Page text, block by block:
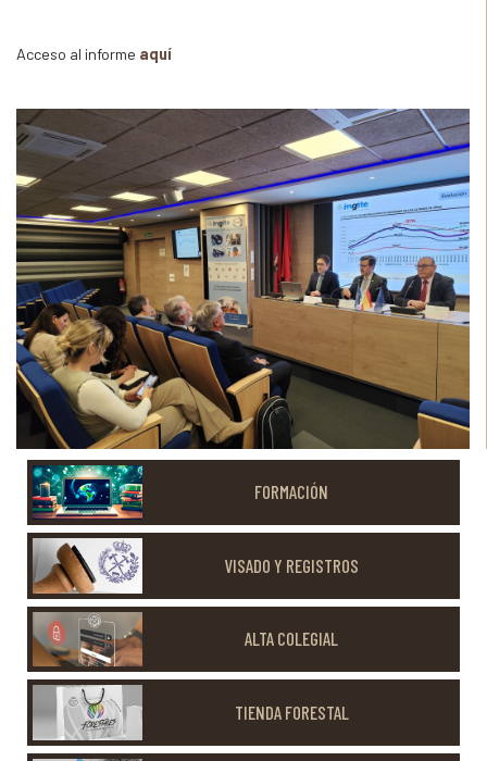
Acceso al informe aquí
FORMACIÓN
VISADO Y REGISTROS
ALTA COLEGIAL
TIENDA FORESTAL